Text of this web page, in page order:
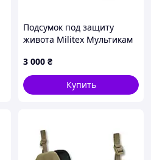
Подсумок под защиту
живота Militex Мультикам
с баллистической защитой
1 класса
3 000 ₴
Купить